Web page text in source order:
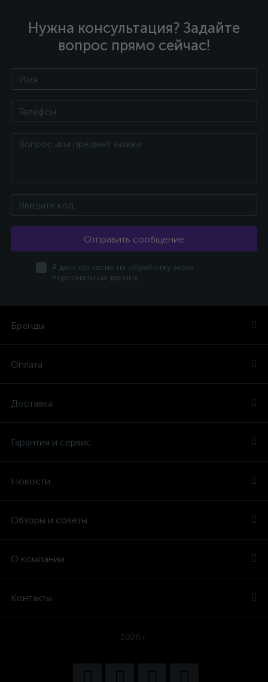
Нужна консультация? Задайте
вопрос прямо сейчас!
Отправить сообщение
Я даю согласие на обработку моих
персональных данных
Бренды
Оплата
Доставка
Гарантия и сервис
Новости
Обзоры и советы
О компании
Контакты
2026 г.